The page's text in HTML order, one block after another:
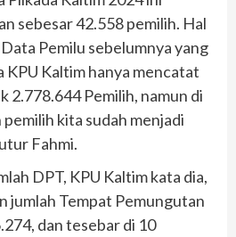
sebesar 42.558 pemilih. Hal
Pemilu sebelumnya yang
Kaltim hanya mencatat
2.778.644 Pemilih, namun di
pemilih kita sudah menjadi
Fahmi.
DPT, KPU Kaltim kata dia,
jumlah Tempat Pemungutan
dan tesebar di 10